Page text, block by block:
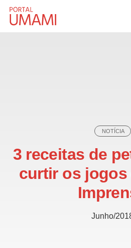
Ir direto ao conteúdo
NOTÍCIA
3 receitas de
curtir os jogos
Junho/